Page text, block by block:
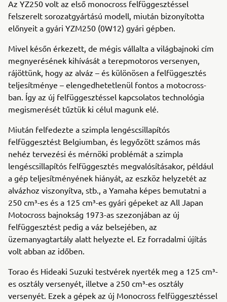
Az YZ250 volt az első monocross felfüggesztéssel
felszerelt sorozatgyártású modell, miután bizonyította
előnyeit a gyári YZM250 (0W12) gyári gépben.
Mivel későn érkezett, de mégis vállalta a világbajnoki cím
megnyerésének kihívását a terepmotoros versenyen,
rájöttünk, hogy az alváz – és különösen a felfüggesztés
teljesítménye – elengedhetetlenül fontos a motocross-
ban. Így az új felfüggesztéssel kapcsolatos technológia
megismerését tűztük ki célul magunk elé.
Miután felfedezte a szimpla lengéscsillapítós
felfüggesztést Belgiumban, és legyőzött számos más
nehéz tervezési és mérnöki problémát a szimpla
lengéscsillapítós felfüggesztés megvalósításakor, például
a gép teljesítményének hiányát, az eszköz helyzetét az
alvázhoz viszonyítva, stb., a Yamaha képes bemutatni a
250 cm³-es és a 125 cm³-es gyári gépeket az All Japan
Motocross bajnokság 1973-as szezonjában az új
felfüggesztést pedig a váz belsejében, az
üzemanyagtartály alatt helyezte el. Ez forradalmi újítás
volt abban az időben.
Torao és Hideaki Suzuki testvérek nyerték meg a 125 cm³-
es osztály versenyét, illetve a 250 cm³-es osztály
versenyét. Ezek a gépek az új Monocross felfüggesztéssel